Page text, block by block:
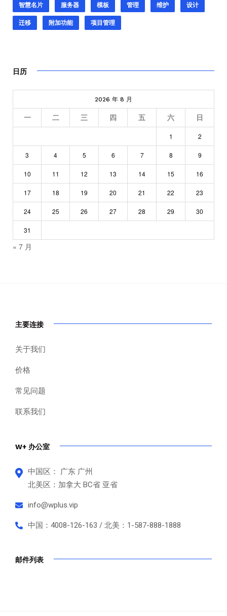
智慧名片 服务器 模板 管理 维护 设计
迁移 附加功能 项目管理
日历
2026 年 8 月
一 二 三 四 五 六 日
1 2
3 4 5 6 7 8 9
10 11 12 13 14 15 16
17 18 19 20 21 22 23
24 25 26 27 28 29 30
31
« 7 月
主要连接
关于我们
价格
常见问题
联系我们
W+ 办公室
中国区： 广东 广州
北美区：加拿大 BC省 亚省
info@wplus.vip
中国：4008-126-163 / 北美：1-587-888-1888
邮件列表